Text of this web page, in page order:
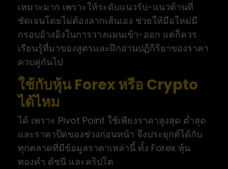
เหมาะมาก เพราะให้ระดับแนวรับ-แนวต้านที่
ชัดเจนโดยไม่ต้องลากเส้นเอง ช่วยให้มือใหม่มี
กรอบอ้างอิงในการวางแผนเข้า-ออก แต่ก็ควร
เรียนรู้ที่มาของสูตรและฝึกอ่านปฏิกิริยาของราคา
ควบคู่กันไป
ใช้กับหุ้น Forex หรือ Crypto
ได้ไหม
ได้ เพราะ Pivot Point ใช้เพียงราคาสูงสุด ต่ำสุด
และราคาปิดของช่วงก่อนหน้า จึงประยุกต์ได้กับ
ทุกตลาดที่มีข้อมูลราคาเหล่านี้ ทั้ง Forex หุ้น
ทองคำ ดัชนี และคริปโต